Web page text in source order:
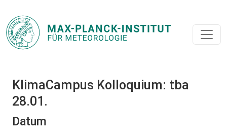
KlimaCampus Kolloquium: tba
28.01.
Datum